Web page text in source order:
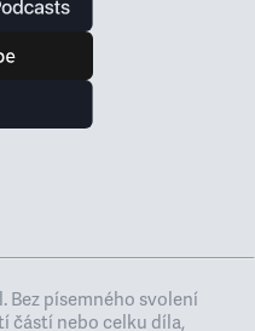
Bez písemného svolení
částí nebo celku díla,